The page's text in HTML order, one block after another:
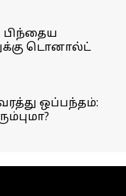
டொனால்ட்
ஒப்பந்தம்: